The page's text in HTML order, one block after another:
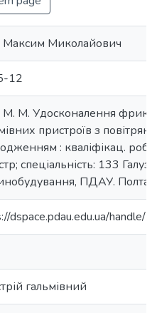
Максим Миколайович
12
М. М. Удосконалення
пристроїв з
: кваліфікац. роб.
спеціальність: 133
ПДАУ.
dspace.pdau.edu.ua/
гальмівний